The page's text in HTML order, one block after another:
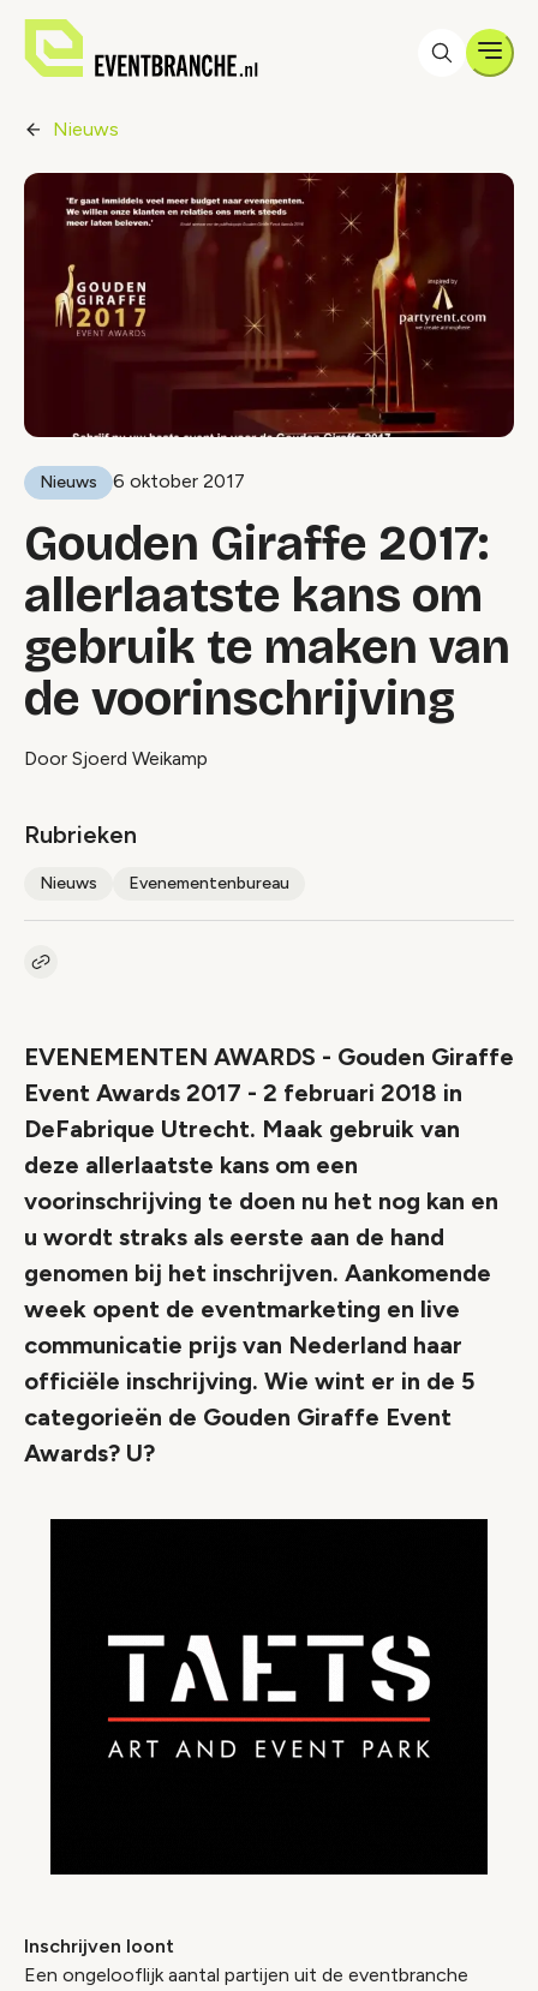
Nieuws
Nieuws 6 oktober 2017
Gouden Giraffe 2017:
allerlaatste kans om
gebruik te maken van
de voorinschrijving
Door Sjoerd Weikamp
Rubrieken
Nieuws Evenementenbureau
Kopieer link naar artikel
EVENEMENTEN AWARDS - Gouden Giraffe
Event Awards 2017 - 2 februari 2018 in
DeFabrique Utrecht. Maak gebruik van
deze allerlaatste kans om een
voorinschrijving te doen nu het nog kan en
u wordt straks als eerste aan de hand
genomen bij het inschrijven. Aankomende
week opent de eventmarketing en live
communicatie prijs van Nederland haar
officiële inschrijving. Wie wint er in de 5
categorieën de Gouden Giraffe Event
Awards? U?
Inschrijven loont
Een ongelooflijk aantal partijen uit de eventbranche